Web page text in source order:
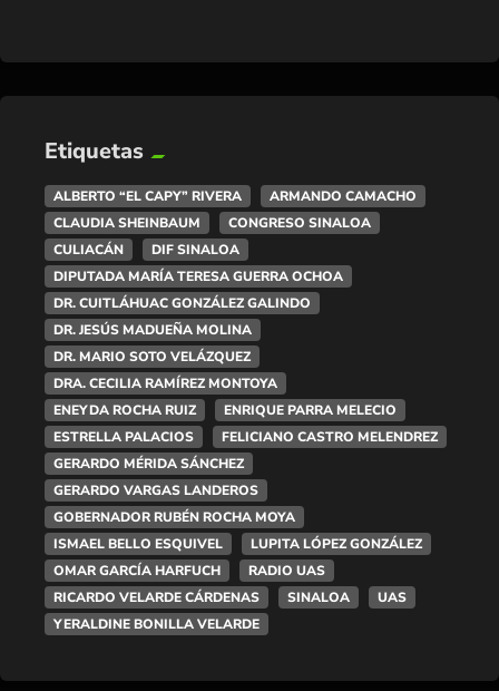
Etiquetas
ALBERTO “EL CAPY” RIVERA
ARMANDO CAMACHO
CLAUDIA SHEINBAUM
CONGRESO SINALOA
CULIACÁN
DIF SINALOA
DIPUTADA MARÍA TERESA GUERRA OCHOA
DR. CUITLÁHUAC GONZÁLEZ GALINDO
DR. JESÚS MADUEÑA MOLINA
DR. MARIO SOTO VELÁZQUEZ
DRA. CECILIA RAMÍREZ MONTOYA
ENEYDA ROCHA RUIZ
ENRIQUE PARRA MELECIO
ESTRELLA PALACIOS
FELICIANO CASTRO MELENDREZ
GERARDO MÉRIDA SÁNCHEZ
GERARDO VARGAS LANDEROS
GOBERNADOR RUBÉN ROCHA MOYA
ISMAEL BELLO ESQUIVEL
LUPITA LÓPEZ GONZÁLEZ
OMAR GARCÍA HARFUCH
RADIO UAS
RICARDO VELARDE CÁRDENAS
SINALOA
UAS
YERALDINE BONILLA VELARDE